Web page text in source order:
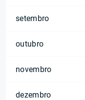
setembro
outubro
novembro
dezembro